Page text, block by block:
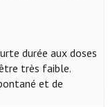
durée aux doses
très faible.
et de